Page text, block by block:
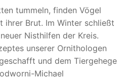
tummeln, finden Vögel
ihrer Brut. Im Winter schließt
Nisthilfen der Kreis.
unserer Ornithologen
und dem Tiergehege
Michael